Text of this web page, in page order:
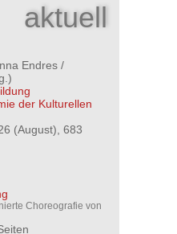
aktuell
Endres /
der Kulturellen
(August), 683
Choreografie von